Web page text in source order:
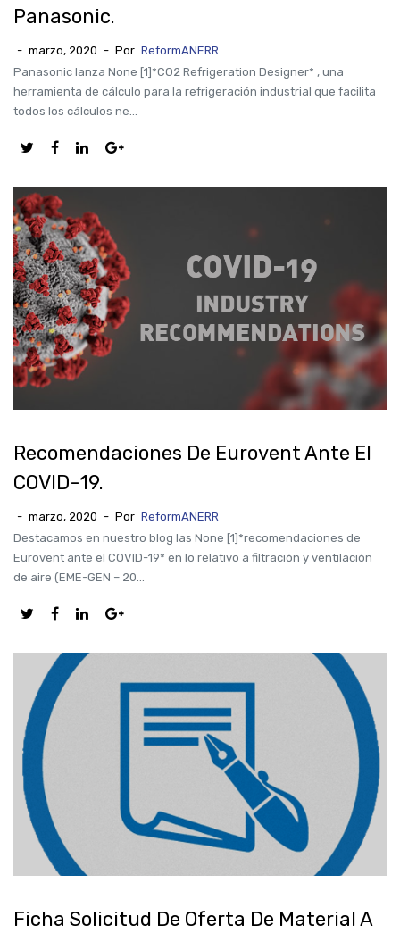
Panasonic.
- marzo, 2020 - Por ReformANERR
Panasonic lanza None [1]*CO2 Refrigeration Designer* , una
herramienta de cálculo para la refrigeración industrial que facilita
todos los cálculos ne...
Recomendaciones De Eurovent Ante El
COVID-19.
- marzo, 2020 - Por ReformANERR
Destacamos en nuestro blog las None [1]*recomendaciones de
Eurovent ante el COVID-19* en lo relativo a filtración y ventilación
de aire (EME-GEN – 20...
Ficha Solicitud De Oferta De Material A